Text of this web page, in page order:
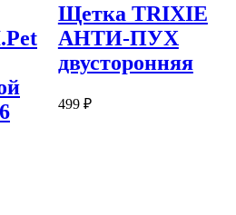
Щетка TRIXIE
АНТИ-ПУХ
двусторонняя
499 ₽